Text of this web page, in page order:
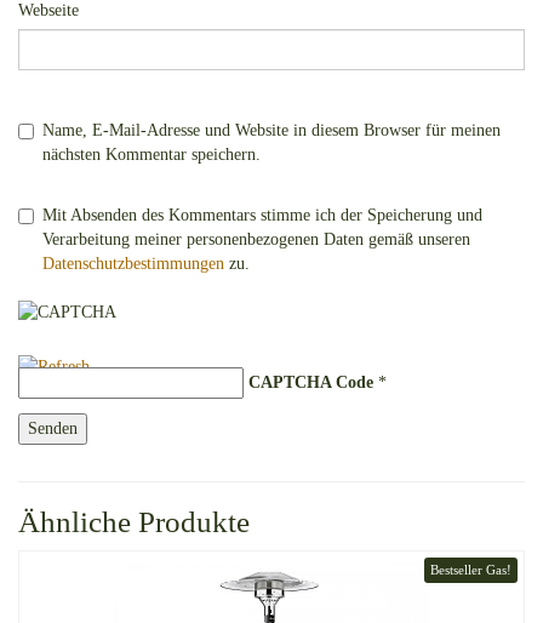
Webseite
Name, E-Mail-Adresse und Website in diesem Browser für meinen
nächsten Kommentar speichern.
Mit Absenden des Kommentars stimme ich der Speicherung und
Verarbeitung meiner personenbezogenen Daten gemäß unseren
Datenschutzbestimmungen zu.
CAPTCHA Code *
Ähnliche Produkte
Bestseller Gas!